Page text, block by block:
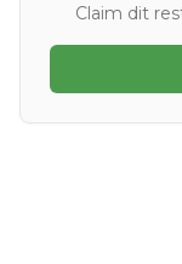
Claim dit